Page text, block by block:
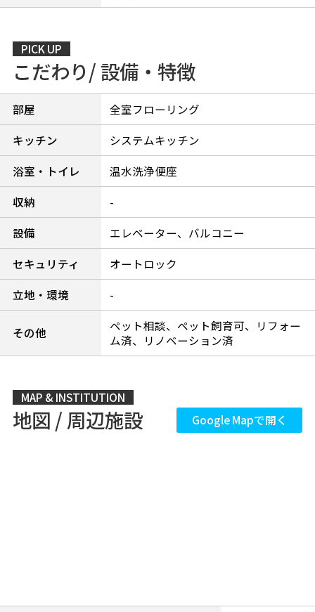
PICK UP
こだわり/ 設備・特徴
部屋
全室フローリング
キッチン
システムキッチン
浴室・トイレ
温水洗浄便座
収納
-
設備
エレベーター、バルコニー
セキュリティ
オートロック
立地・環境
-
その他
ペット相談、ペット飼育可、リフォー
ム済、リノベーション済
MAP & INSTITUTION
地図 / 周辺施設 Google Mapで開く